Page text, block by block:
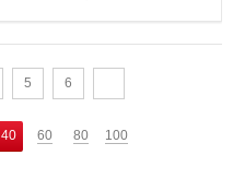
5 6
40 60 80 100